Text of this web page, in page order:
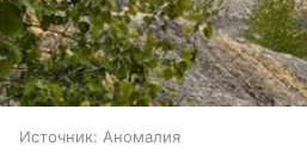
Источник: Аномалия